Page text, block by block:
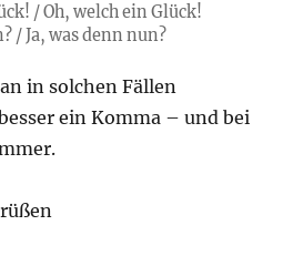
/ Oh, welch ein Glück!
/ Ja, was denn nun?
in solchen Fällen
ein Komma – und bei